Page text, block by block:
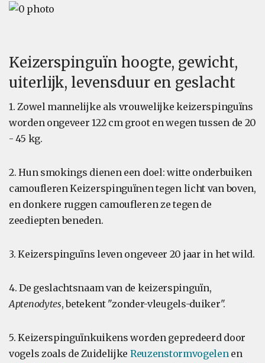
Keizerspinguïn hoogte, gewicht,
uiterlijk, levensduur en geslacht
1. Zowel mannelijke als vrouwelijke keizerspinguïns
worden ongeveer 122 cm groot en wegen tussen de 20
- 45 kg.
2. Hun smokings dienen een doel: witte onderbuiken
camoufleren Keizerspinguïnen tegen licht van boven,
en donkere ruggen camoufleren ze tegen de
zeediepten beneden.
3. Keizerspinguïns leven ongeveer 20 jaar in het wild.
4. De geslachtsnaam van de keizerspinguïn,
Aptenodytes, betekent "zonder-vleugels-duiker".
5. Keizerspinguïnkuikens worden gepredeerd door
vogels zoals de Zuidelijke Reuzenstormvogelenen